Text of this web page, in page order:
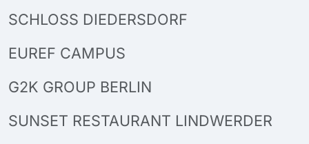
SCHLOSS DIEDERSDORF
EUREF CAMPUS
G2K GROUP BERLIN
SUNSET RESTAURANT LINDWERDER